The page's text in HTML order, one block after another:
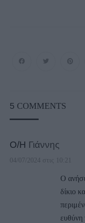
5 COMMENTS
Ο/Η Γιάννης
04/07/2024 στις 10:21
Ο
δίκιο
ευθύνη